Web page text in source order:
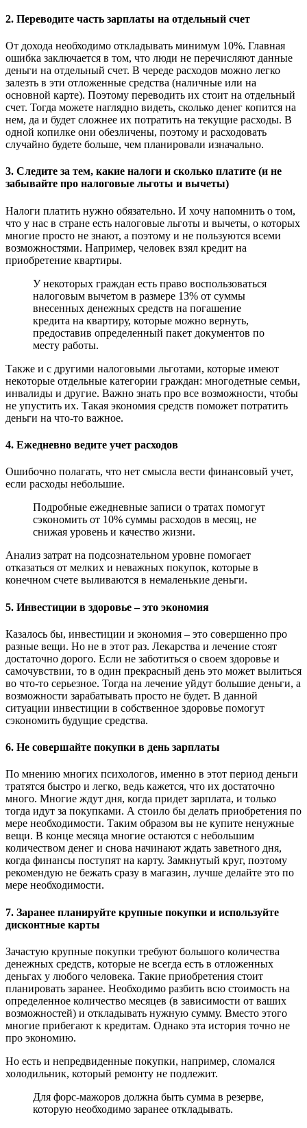
2. Переводите часть зарплаты на отдельный счет
От дохода необходимо откладывать минимум 10%. Главная
ошибка заключается в том, что люди не перечисляют данные
деньги на отдельный счет. В череде расходов можно легко
залезть в эти отложенные средства (наличные или на
основной карте). Поэтому переводить их стоит на отдельный
счет. Тогда можете наглядно видеть, сколько денег копится на
нем, да и будет сложнее их потратить на текущие расходы. В
одной копилке они обезличены, поэтому и расходовать
случайно будете больше, чем планировали изначально.
3. Следите за тем, какие налоги и сколько платите (и не
забывайте про налоговые льготы и вычеты)
Налоги платить нужно обязательно. И хочу напомнить о том,
что у нас в стране есть налоговые льготы и вычеты, о которых
многие просто не знают, а поэтому и не пользуются всеми
возможностями. Например, человек взял кредит на
приобретение квартиры.
У некоторых граждан есть право воспользоваться
налоговым вычетом в размере 13% от суммы
внесенных денежных средств на погашение
кредита на квартиру, которые можно вернуть,
предоставив определенный пакет документов по
месту работы.
Также и с другими налоговыми льготами, которые имеют
некоторые отдельные категории граждан: многодетные семьи,
инвалиды и другие. Важно знать про все возможности, чтобы
не упустить их. Такая экономия средств поможет потратить
деньги на что-то важное.
4. Ежедневно ведите учет расходов
Ошибочно полагать, что нет смысла вести финансовый учет,
если расходы небольшие.
Подробные ежедневные записи о тратах помогут
сэкономить от 10% суммы расходов в месяц, не
снижая уровень и качество жизни.
Анализ затрат на подсознательном уровне помогает
отказаться от мелких и неважных покупок, которые в
конечном счете выливаются в немаленькие деньги.
5. Инвестиции в здоровье – это экономия
Казалось бы, инвестиции и экономия – это совершенно про
разные вещи. Но не в этот раз. Лекарства и лечение стоят
достаточно дорого. Если не заботиться о своем здоровье и
самочувствии, то в один прекрасный день это может вылиться
во что-то серьезное. Тогда на лечение уйдут большие деньги, а
возможности зарабатывать просто не будет. В данной
ситуации инвестиции в собственное здоровье помогут
сэкономить будущие средства.
6. Не совершайте покупки в день зарплаты
По мнению многих психологов, именно в этот период деньги
тратятся быстро и легко, ведь кажется, что их достаточно
много. Многие ждут дня, когда придет зарплата, и только
тогда идут за покупками. А стоило бы делать приобретения по
мере необходимости. Таким образом вы не купите ненужные
вещи. В конце месяца многие остаются с небольшим
количеством денег и снова начинают ждать заветного дня,
когда финансы поступят на карту. Замкнутый круг, поэтому
рекомендую не бежать сразу в магазин, лучше делайте это по
мере необходимости.
7. Заранее планируйте крупные покупки и используйте
дисконтные карты
Зачастую крупные покупки требуют большого количества
денежных средств, которые не всегда есть в отложенных
деньгах у любого человека. Такие приобретения стоит
планировать заранее. Необходимо разбить всю стоимость на
определенное количество месяцев (в зависимости от ваших
возможностей) и откладывать нужную сумму. Вместо этого
многие прибегают к кредитам. Однако эта история точно не
про экономию.
Но есть и непредвиденные покупки, например, сломался
холодильник, который ремонту не подлежит.
Для форс-мажоров должна быть сумма в резерве,
которую необходимо заранее откладывать.